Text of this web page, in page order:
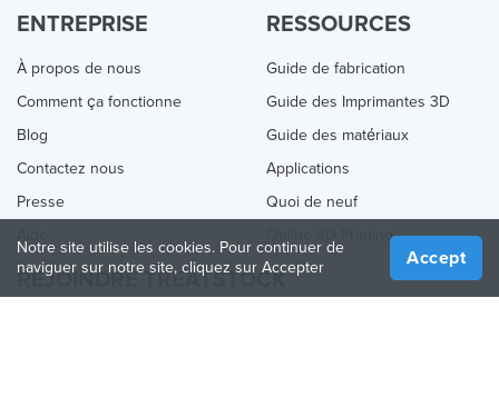
ENTREPRISE
À propos de nous
Comment ça fonctionne
Blog
Contactez nous
Presse
RESSOURCES
Guide de fabrication
Guide des Imprimantes 3D
Guide des matériaux
Applications
Quoi de neuf
Online 3D Printing
REJOINDRE TREATSTOCK
Notre site utilise les cookies. Pour continuer de
naviguer sur notre site, cliquez sur Accepter
Accept